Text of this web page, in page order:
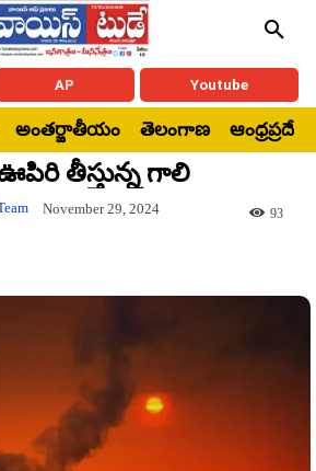
AP Youtube
అంతర్జాతీయం తెలంగాణ ఆంధ్రప్రదేశ్
తీస్తున్న గాలి
November 29, 2024 93